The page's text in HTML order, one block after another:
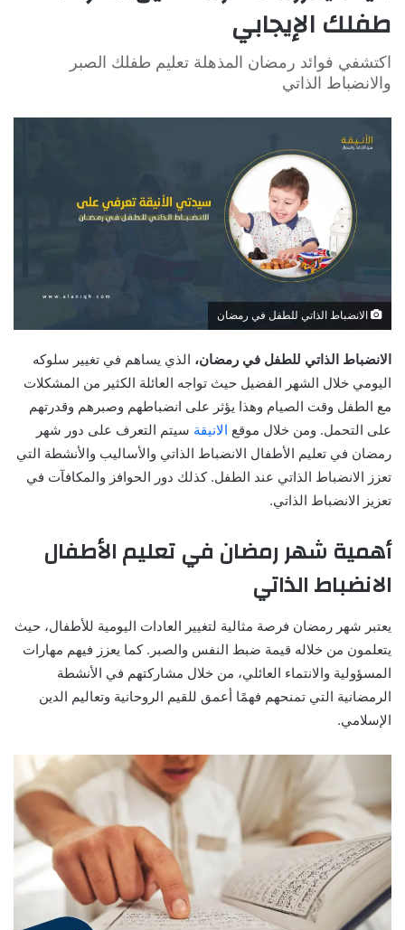
طفلك الإيجابي
اكتشفي فوائد رمضان المذهلة تعليم طفلك الصبر
والانضباط الذاتي
الانضباط الذاتي للطفل في رمضان
الانضباط الذاتي للطفل في رمضان، الذي يساهم في تغيير سلوكه
اليومي خلال الشهر الفضيل حيث تواجه العائلة الكثير من المشكلات
مع الطفل وقت الصيام وهذا يؤثر على انضباطهم وصبرهم وقدرتهم
على التحمل. ومن خلال موقع الانيقة سيتم التعرف على دور شهر
رمضان في تعليم الأطفال الانضباط الذاتي والأساليب والأنشطة التي
تعزز الانضباط الذاتي عند الطفل. كذلك دور الحوافز والمكافآت في
تعزيز الانضباط الذاتي.
أهمية شهر رمضان في تعليم الأطفال
الانضباط الذاتي
يعتبر شهر رمضان فرصة مثالية لتغيير العادات اليومية للأطفال، حيث
يتعلمون من خلاله قيمة ضبط النفس والصبر. كما يعزز فيهم مهارات
المسؤولية والانتماء العائلي، من خلال مشاركتهم في الأنشطة
الرمضانية التي تمنحهم فهمًا أعمق للقيم الروحانية وتعاليم الدين
الإسلامي.